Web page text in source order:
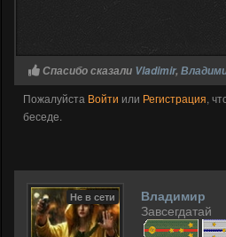
Спасибо сказали Vladimir,
Пожалуйста Войти или Регистрация,
беседе.
Не в сети
Владимир
Завсегдатай